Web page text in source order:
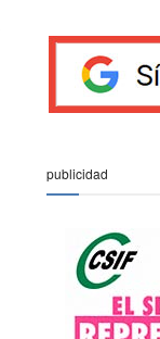
publicidad